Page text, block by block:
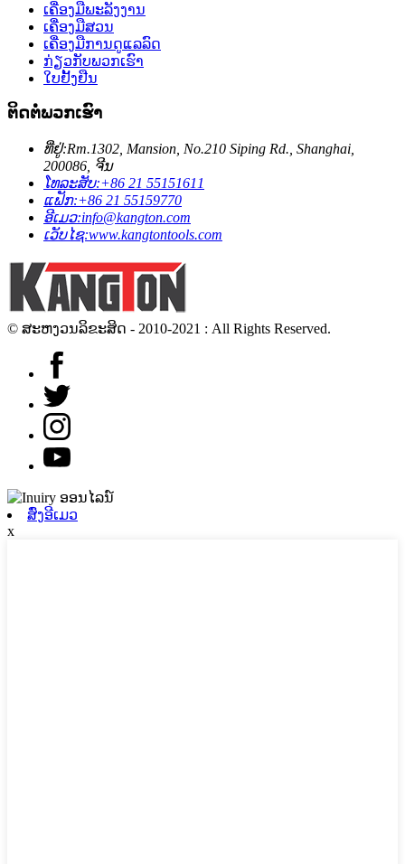
ເຄື່ອງມືພະລັງງານ
ເຄື່ອງມືສວນ
ເຄື່ອງມືການດູແລລົດ
ກ່ຽວ​ກັບ​ພວກ​ເຮົາ
ໃບຢັ້ງຢືນ
ຕິດ​ຕໍ່​ພວກ​ເຮົາ
ທີ່ຢູ່:Rm.1302, Mansion, No.210 Siping Rd., Shanghai,
200086, ຈີນ
ໂທລະສັບ:+86 21 55151611
ແຟັກ:+86 21 55159770
ອີເມວ:info@kangton.com
ເວັບໄຊ:www.kangtontools.com
© ສະຫງວນລິຂະສິດ - 2010-2021 : All Rights Reserved.
ສົ່ງອີເມວ
x